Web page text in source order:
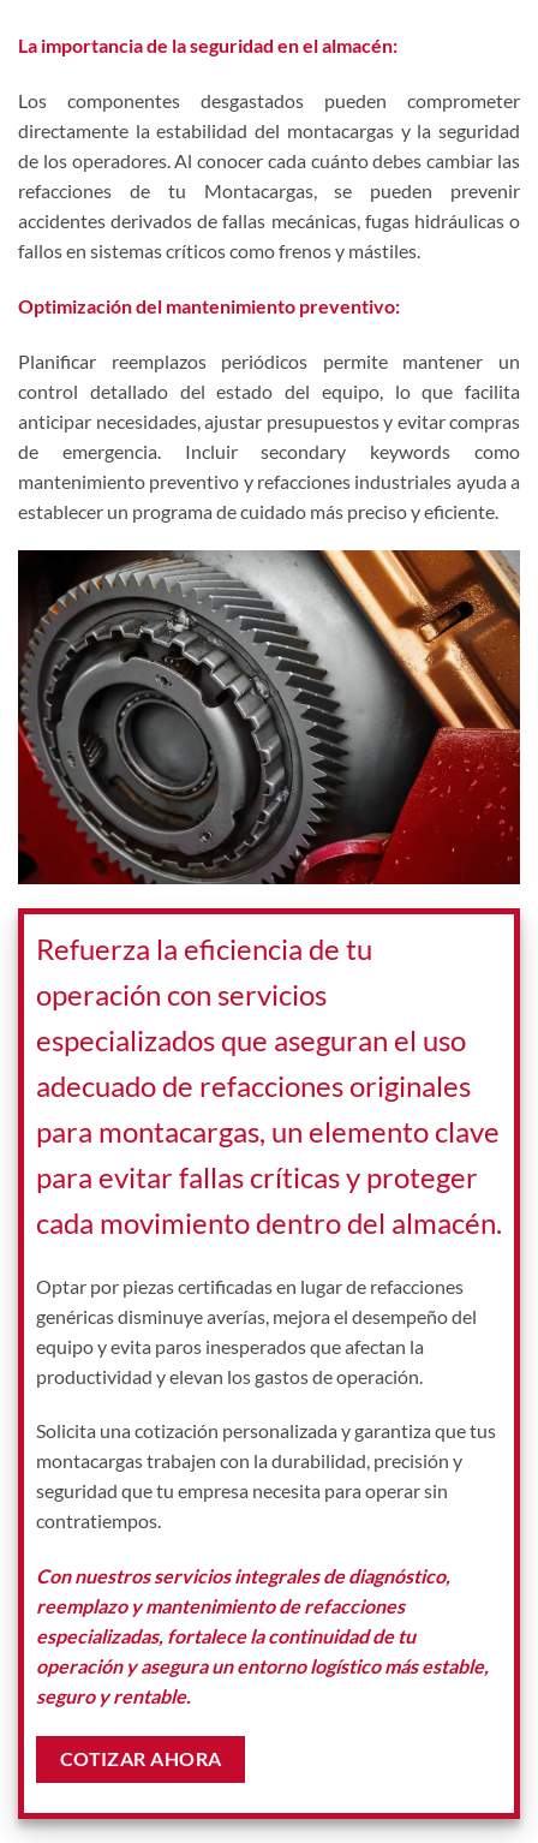
La importancia de la seguridad en el almacén:
Los componentes desgastados pueden comprometer
directamente la estabilidad del montacargas y la seguridad
de los operadores. Al conocer cada cuánto debes cambiar las
refacciones de tu Montacargas, se pueden prevenir
accidentes derivados de fallas mecánicas, fugas hidráulicas o
fallos en sistemas críticos como frenos y mástiles.
Optimización del mantenimiento preventivo:
Planificar reemplazos periódicos permite mantener un
control detallado del estado del equipo, lo que facilita
anticipar necesidades, ajustar presupuestos y evitar compras
de emergencia. Incluir secondary keywords como
mantenimiento preventivo y refacciones industriales ayuda a
establecer un programa de cuidado más preciso y eficiente.
Refuerza la eficiencia de tu
operación con servicios
especializados que aseguran el uso
adecuado de refacciones originales
para montacargas, un elemento clave
para evitar fallas críticas y proteger
cada movimiento dentro del almacén.
Optar por piezas certificadas en lugar de refacciones
genéricas disminuye averías, mejora el desempeño del
equipo y evita paros inesperados que afectan la
productividad y elevan los gastos de operación.
Solicita una cotización personalizada y garantiza que tus
montacargas trabajen con la durabilidad, precisión y
seguridad que tu empresa necesita para operar sin
contratiempos.
Con nuestros servicios integrales de diagnóstico,
reemplazo y mantenimiento de refacciones
especializadas, fortalece la continuidad de tu
operación y asegura un entorno logístico más estable,
seguro y rentable.
COTIZAR AHORA